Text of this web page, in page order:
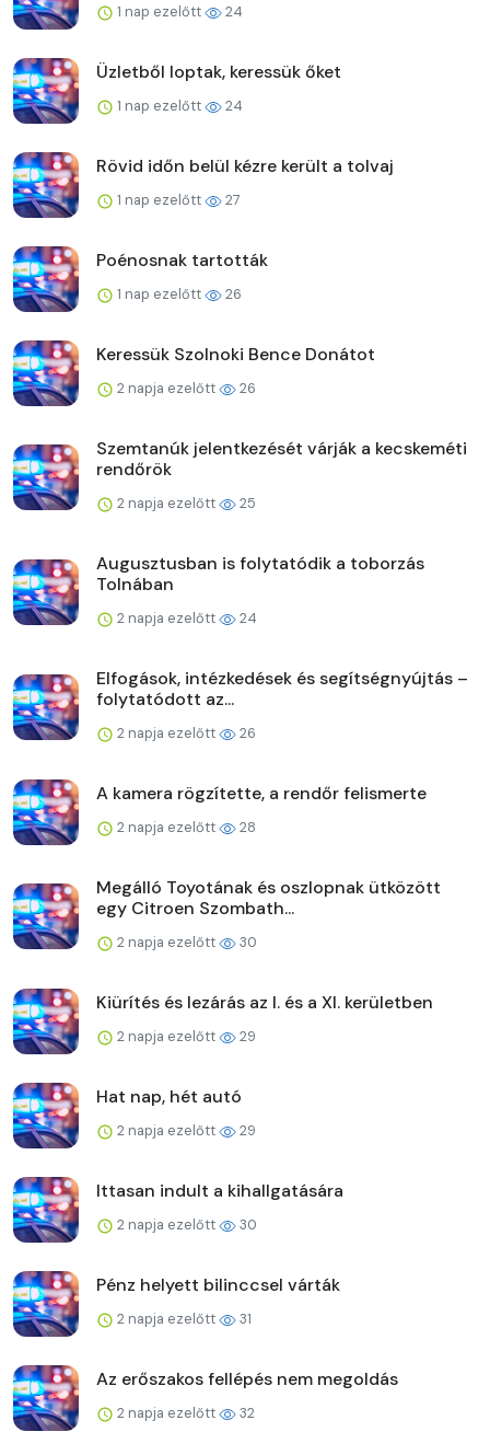
1 nap ezelőtt 24
Üzletből loptak, keressük őket
1 nap ezelőtt 24
Rövid időn belül kézre került a tolvaj
1 nap ezelőtt 27
Poénosnak tartották
1 nap ezelőtt 26
Keressük Szolnoki Bence Donátot
2 napja ezelőtt 26
Szemtanúk jelentkezését várják a kecskeméti
rendőrök
2 napja ezelőtt 25
Augusztusban is folytatódik a toborzás
Tolnában
2 napja ezelőtt 24
Elfogások, intézkedések és segítségnyújtás –
folytatódott az...
2 napja ezelőtt 26
A kamera rögzítette, a rendőr felismerte
2 napja ezelőtt 28
Megálló Toyotának és oszlopnak ütközött
egy Citroen Szombath...
2 napja ezelőtt 30
Kiürítés és lezárás az I. és a XI. kerületben
2 napja ezelőtt 29
Hat nap, hét autó
2 napja ezelőtt 29
Ittasan indult a kihallgatására
2 napja ezelőtt 30
Pénz helyett bilinccsel várták
2 napja ezelőtt 31
Az erőszakos fellépés nem megoldás
2 napja ezelőtt 32